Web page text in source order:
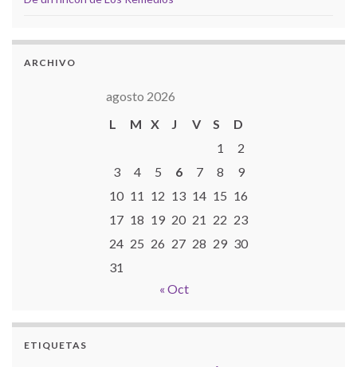
ARCHIVO
agosto 2026
L
M X J V S
D
1
2
3
4 5 6 7 8
9
10 11 12 13 14 15 16
17 18 19 20 21 22 23
24 25 26 27 28 29 30
31
« Oct
ETIQUETAS